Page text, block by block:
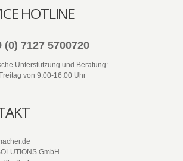
HOTLINE
(0) 7127 5700720
Unterstützung und Beratung:
von 9.00-16.00 Uhr
GmbH